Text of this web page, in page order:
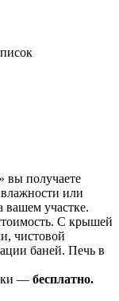
вы получаете
или
вашем участке.
С крышей
чистовой
баней. Печь в
— бесплатно.